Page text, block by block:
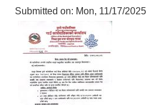
Submitted on: Mon, 11/17/